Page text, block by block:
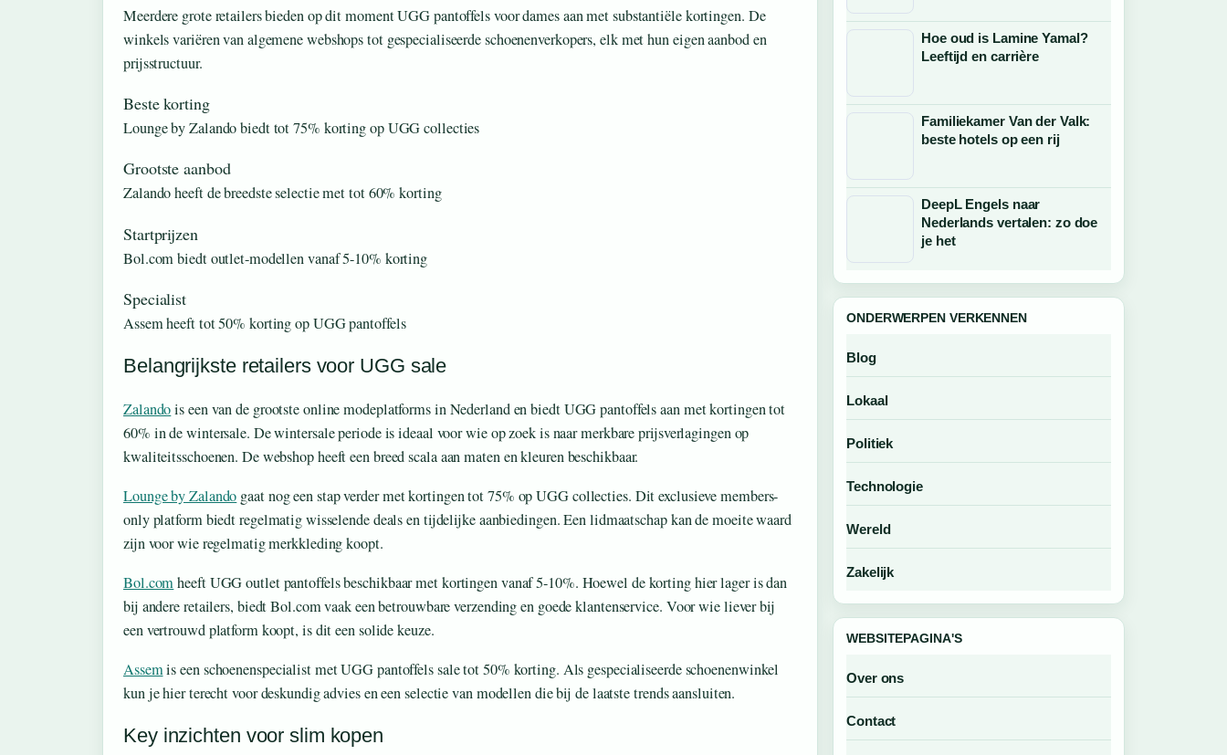
Meerdere grote retailers bieden op dit moment UGG pantoffels voor dames aan met substantiële kortingen. De
winkels variëren van algemene webshops tot gespecialiseerde schoenenverkopers, elk met hun eigen aanbod en
prijsstructuur.
Beste korting
Lounge by Zalando biedt tot 75% korting op UGG collecties
Grootste aanbod
Zalando heeft de breedste selectie met tot 60% korting
Startprijzen
Bol.com biedt outlet-modellen vanaf 5-10% korting
Specialist
Assem heeft tot 50% korting op UGG pantoffels
Belangrijkste retailers voor UGG sale
Zalandois een van de grootste online modeplatforms in Nederland en biedt UGG pantoffels aan met kortingen tot
60% in de wintersale. De wintersale periode is ideaal voor wie op zoek is naar merkbare prijsverlagingen op
kwaliteitsschoenen. De webshop heeft een breed scala aan maten en kleuren beschikbaar.
Lounge by Zalando gaat nog een stap verder met kortingen tot 75% op UGG collecties. Dit exclusieve members-
only platform biedt regelmatig wisselende deals en tijdelijke aanbiedingen. Een lidmaatschap kan de moeite waard
zijn voor wie regelmatig merkkleding koopt.
Bol.comheeft UGG outlet pantoffels beschikbaar met kortingen vanaf 5-10%. Hoewel de korting hier lager is dan
bij andere retailers, biedt Bol.com vaak een betrouwbare verzending en goede klantenservice. Voor wie liever bij
een vertrouwd platform koopt, is dit een solide keuze.
Assemis een schoenenspecialist met UGG pantoffels sale tot 50% korting. Als gespecialiseerde schoenenwinkel
kun je hier terecht voor deskundig advies en een selectie van modellen die bij de laatste trends aansluiten.
Key inzichten voor slim kopen
Hoe oud is Lamine Yamal?
Leeftijd en carrière
Familiekamer Van der Valk:
beste hotels op een rij
DeepL Engels naar
Nederlands vertalen: zo doe
je het
ONDERWERPEN VERKENNEN
Blog
Lokaal
Politiek
Technologie
Wereld
Zakelijk
WEBSITEPAGINA'S
Over ons
Contact